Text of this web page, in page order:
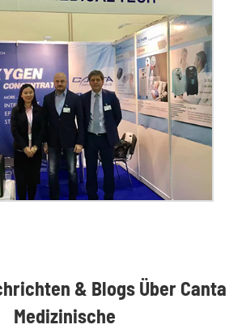
& Blogs Über Canta
Medizinische